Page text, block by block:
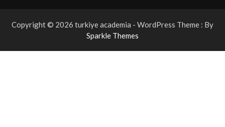
Copyright © 2026 turkiye academia - WordPress Theme : By
Sparkle Themes